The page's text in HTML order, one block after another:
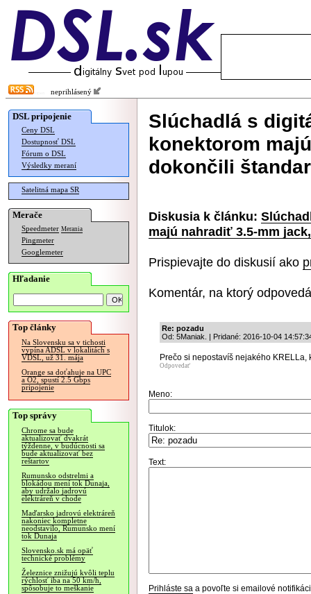
neprihlásený
DSL pripojenie
Ceny DSL
Dostupnosť DSL
Fórum o DSL
Výsledky meraní
Satelitná mapa SR
Merače
Speedmeter Merania
Pingmeter
Googlemeter
Hľadanie
Top články
Na Slovensku sa v tichosti
vypína ADSL v lokalitách s
VDSL, už 31. mája
Orange sa doťahuje na UPC
a O2, spustí 2.5 Gbps
pripojenie
Top správy
Chrome sa bude
aktualizovať dvakrát
týždenne, v budúcnosti sa
bude aktualizovať bez
reštartov
Rumunsko odstrelmi a
blokádou mení tok Dunaja,
aby udržalo jadrovú
elektráreň v chode
Maďarsko jadrovú elektráreň
nakoniec kompletne
neodstavilo, Rumunsko mení
tok Dunaja
Slovensko.sk má opäť
technické problémy
Železnice znižujú kvôli teplu
rýchlosť iba na 50 km/h,
spôsobuje to meškanie
Slúchadlá s
konektorom
dokončili
Diskusia k článku:
majú nahradiť 3.5-mm
Prispievajte do diskusií ako
Komentár, na ktorý
Re: pozadu
Od: 5Maniak. | Pridané: 2016-10-04
Prečo si nepostavíš nejakého
Odpovedať
Meno:
Titulok:
Text:
Prihláste sa a povoľte si emailové